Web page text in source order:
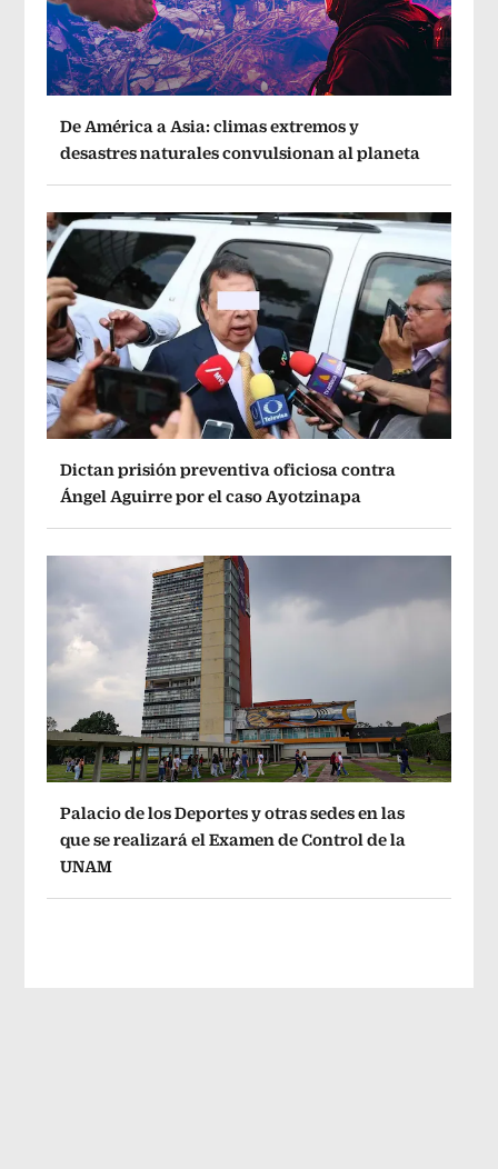
De América a Asia: climas extremos y
desastres naturales convulsionan al planeta
Dictan prisión preventiva oficiosa contra
Ángel Aguirre por el caso Ayotzinapa
Palacio de los Deportes y otras sedes en las
que se realizará el Examen de Control de la
UNAM